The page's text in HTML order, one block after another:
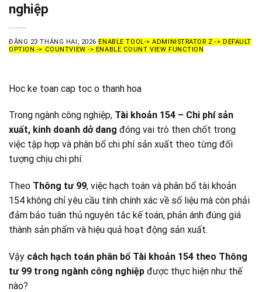
nghiệp
ĐĂNG 23 THÁNG HAI, 2026 ENABLE TOOL-> ADMINISTRATOR Z -> DEFAULT
OPTION -> COUNTVIEW -> ENABLE COUNT VIEW FUNCTION
Hoc ke toan cap toc o thanh hoa
Trong ngành công nghiệp, Tài khoản 154 – Chi phí sản
xuất, kinh doanh dở dang đóng vai trò then chốt trong
việc tập hợp và phân bổ chi phí sản xuất theo từng đối
tượng chịu chi phí.
Theo Thông tư 99, việc hạch toán và phân bổ tài khoản
154 không chỉ yêu cầu tính chính xác về số liệu mà còn phải
đảm bảo tuân thủ nguyên tắc kế toán, phản ánh đúng giá
thành sản phẩm và hiệu quả hoạt động sản xuất.
Vậy cách hạch toán phân bổ Tài khoản 154 theo Thông
tư 99 trong ngành công nghiệp được thực hiện như thế
nào?